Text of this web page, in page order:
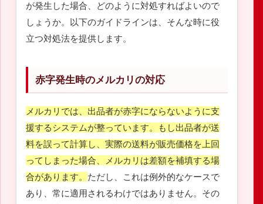
が発生した場合、どのように対処すればよいので
しょうか。以下のガイドラインは、そんな時に役
立つ対処法を提供します。
赤字発生時のメルカリの対応
メルカリでは、出品者が赤字にならないように支
援するシステムが整っています。もし出品者が送
料を誤って計算し、実際の送料が販売価格を上回
ってしまった場合、メルカリは差額を補填する場
合があります。 ただし、これは例外的なケースで
あり、常に適用されるわけではありません。その